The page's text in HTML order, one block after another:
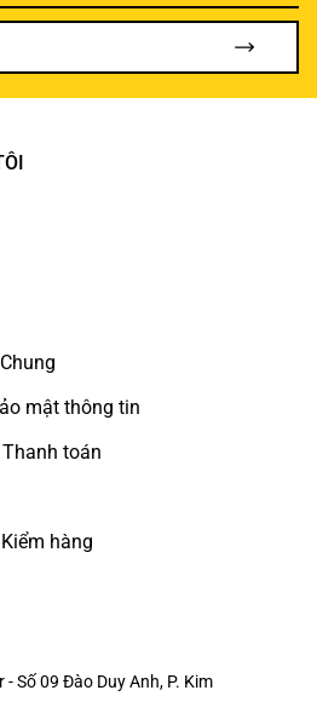
mật thông tin
toán
hàng
- Số 09 Đào Duy Anh, P. Kim